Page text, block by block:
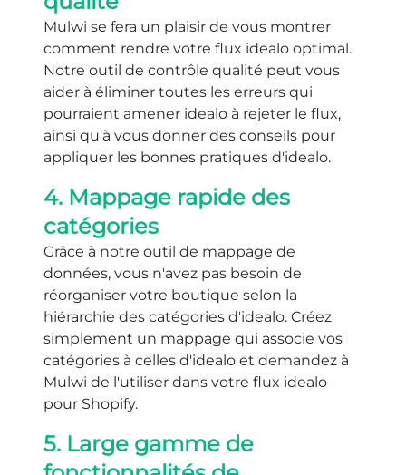
Mulwi se fera un plaisir de vous montrer
comment rendre votre flux idealo optimal.
Notre outil de contrôle qualité peut vous
aider à éliminer toutes les erreurs qui
pourraient amener idealo à rejeter le flux,
ainsi qu'à vous donner des conseils pour
appliquer les bonnes pratiques d'idealo.
4. Mappage rapide des
catégories
Grâce à notre outil de mappage de
données, vous n'avez pas besoin de
réorganiser votre boutique selon la
hiérarchie des catégories d'idealo. Créez
simplement un mappage qui associe vos
catégories à celles d'idealo et demandez à
Mulwi de l'utiliser dans votre flux idealo
pour Shopify.
5. Large gamme de